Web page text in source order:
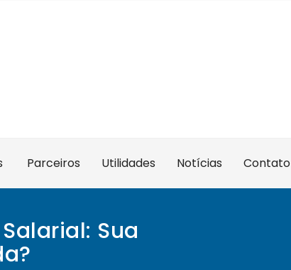
Parceiros Utilidades Notícias Contato
Sua